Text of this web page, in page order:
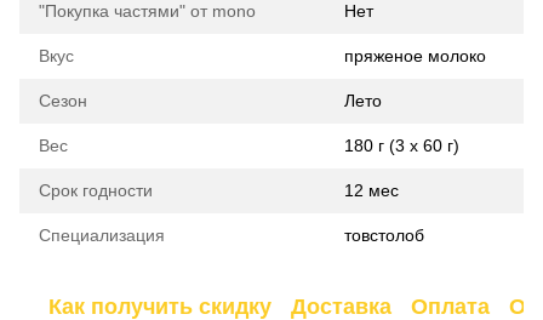
"Покупка частями" от mono Нет
Вкус пряженое молоко
Сезон Лето
Вес 180 г (3 х 60 г)
Срок годности 12 мес
Специализация товстолоб
Как получить скидку Доставка Оплата